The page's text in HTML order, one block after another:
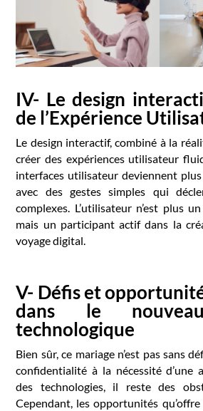
IV- Le design
de l’Expérience
Le design interactif, combiné à la
créer des expériences utilisateur
interfaces utilisateur deviennent
avec des gestes simples qui
complexes. L’utilisateur n’est plus
mais un participant actif dans la
voyage digital.
V- Défis et
dans le
technologique
Bien sûr, ce mariage n’est pas sans
confidentialité à la nécessité d’une
des technologies, il reste des
Cependant, les opportunités